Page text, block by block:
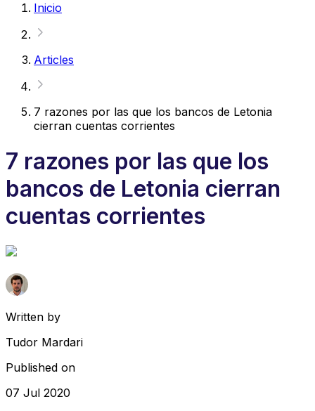
Inicio
Articles
7 razones por las que los bancos de Letonia
cierran cuentas corrientes
7 razones por las que los
bancos de Letonia cierran
cuentas corrientes
Written by
Tudor Mardari
Published on
07 Jul 2020